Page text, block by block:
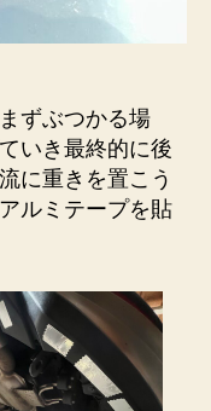
ずぶつかる場
いき最終的に後
に重きを置こう
ルミテープを貼